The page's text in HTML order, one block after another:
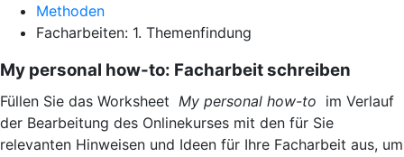
Methoden
Facharbeiten: 1. Themenfindung
My personal how-to: Facharbeit schreiben
Füllen Sie das Worksheet My personal how-to im Verlauf
der Bearbeitung des Onlinekurses mit den für Sie
relevanten Hinweisen und Ideen für Ihre Facharbeit aus, um